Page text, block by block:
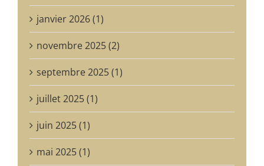
janvier 2026 (1)
novembre 2025 (2)
septembre 2025 (1)
juillet 2025 (1)
juin 2025 (1)
mai 2025 (1)